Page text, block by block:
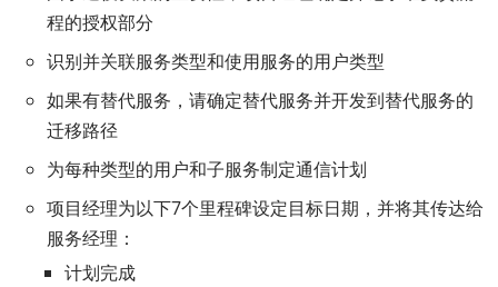
程的授权部分
识别并关联服务类型和使用服务的用户类型
如果有替代服务，请确定替代服务并开发到替代服务的
迁移路径
为每种类型的用户和子服务制定通信计划
项目经理为以下7个里程碑设定目标日期，并将其传达给
服务经理：
计划完成